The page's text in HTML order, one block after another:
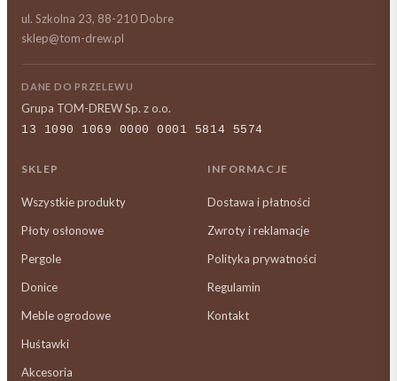
ul. Szkolna 23, 88-210 Dobre
sklep@tom-drew.pl
DANE DO PRZELEWU
Grupa TOM-DREW Sp. z o.o.
13 1090 1069 0000 0001 5814 5574
SKLEP
Wszystkie produkty
Płoty osłonowe
Pergole
Donice
Meble ogrodowe
Huśtawki
Akcesoria
INFORMACJE
Dostawa i płatności
Zwroty i reklamacje
Polityka prywatności
Regulamin
Kontakt